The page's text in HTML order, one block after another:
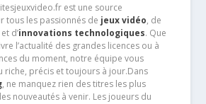
est une source
tous les passionnés de jeux vidéo, de
et d’innovations technologiques. Que
l’actualité des grandes licences ou à
du moment, notre équipe vous
riche, précis et toujours à jour.Dans
, ne manquez rien des titres les plus
nouveautés à venir. Les joueurs du